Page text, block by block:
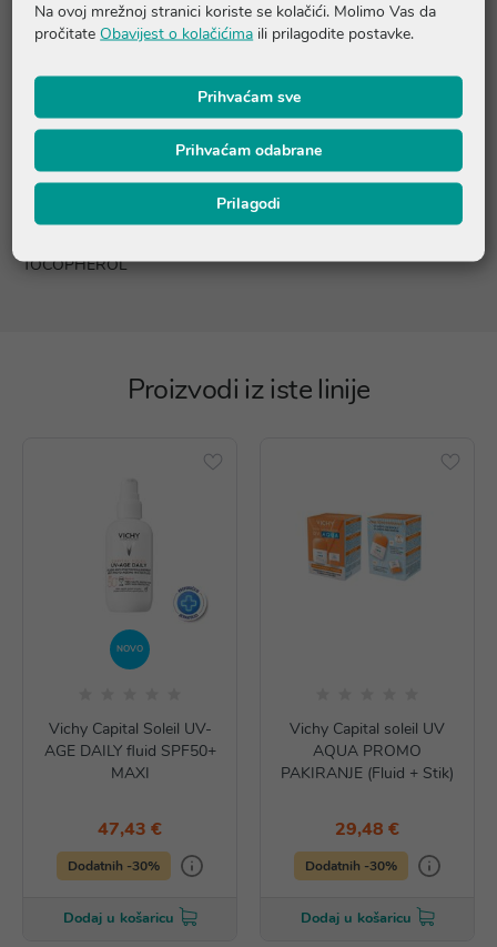
PALMITATE, SYNTHETIC WAX, ISOHEXADECANE, C12-15
ALKYL BENZOATE, ETHYLHEXYL SALICYLATE, OZOKERITE,
BUTYL METHOXYDIBENZOYLMETHANE, OCTOCRYLENE,
ETHYLHEXYL TRIAZONE, BIS-ETHYLHEXYLOXYPHENOL
METHOXYPHENYL TRIAZINE, DROMETRIZOLE TRISILOXANE,
THEOBROMA CACAO SEED BUTTER / COCOA SEED BUTTER,
BUTYROSPERMUM PARKII BUTTER / SHEA BUTTER, CI 77492
TOCOPHEROL
Proizvodi iz iste linije
NOVO
Vichy Capital Soleil UV-
AGE DAILY fluid SPF50+
MAXI
47,43 €
Dodatnih -30%
Dodaj u košaricu
Vichy Capital soleil UV
AQUA PROMO
PAKIRANJE (Fluid + Stik)
29,48 €
Dodatnih -30%
Dodaj u košaricu
Na ovoj mrežnoj stranici koriste se kolačići. Molimo Vas da
pročitate Obavijest o kolačićima ili prilagodite postavke.
Prihvaćam sve
Prihvaćam odabrane
Prilagodi